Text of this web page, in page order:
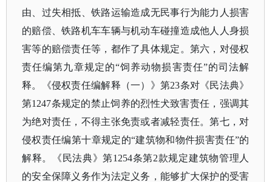
由、过失相抵、铁路运输造成无民事行为能力人损害
的赔偿、铁路机车车辆与机动车碰撞造成他人人身损
害等的赔偿责任等，都作了具体规定。第六，对侵权
责任编第九章规定的“饲养动物损害责任”的司法解
释。《侵权责任编解释（一）》第23条对《民法典》
第1247条规定的禁止饲养的烈性犬致害责任，强调其
为绝对责任，不得主张免责或者减轻责任。第七，对
侵权责任编第十章规定的“建筑物和物件损害责任”的
解释。《民法典》第1254条第2款规定建筑物管理人
的安全保障义务作为法定义务，能够扩大保护的受害